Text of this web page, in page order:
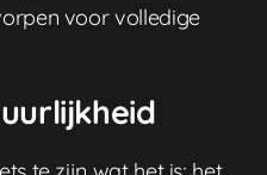
voor volledige